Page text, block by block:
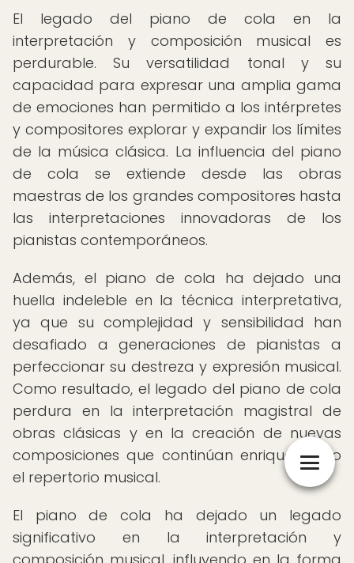
El legado del piano de cola en la
interpretación y composición musical es
perdurable. Su versatilidad tonal y su
capacidad para expresar una amplia gama
de emociones han permitido a los intérpretes
y compositores explorar y expandir los límites
de la música clásica. La influencia del piano
de cola se extiende desde las obras
maestras de los grandes compositores hasta
las interpretaciones innovadoras de los
pianistas contemporáneos.
Además, el piano de cola ha dejado una
huella indeleble en la técnica interpretativa,
ya que su complejidad y sensibilidad han
desafiado a generaciones de pianistas a
perfeccionar su destreza y expresión musical.
Como resultado, el legado del piano de cola
perdura en la interpretación magistral de
obras clásicas y en la creación de nuevas
composiciones que continúan enriqueciendo
el repertorio musical.
El piano de cola ha dejado un legado
significativo en la interpretación y